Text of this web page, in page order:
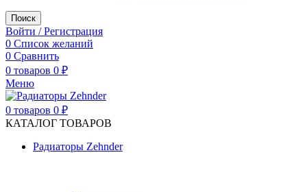
Поиск
Войти / Регистрация
0 Список желаний
0 Сравнить
0 товаров 0 ₽
Меню
0 товаров 0 ₽
КАТАЛОГ ТОВАРОВ
Радиаторы Zehnder